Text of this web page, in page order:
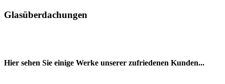
Glasüberdachungen
Hier sehen Sie einige Werke unserer zufriedenen Kunden...